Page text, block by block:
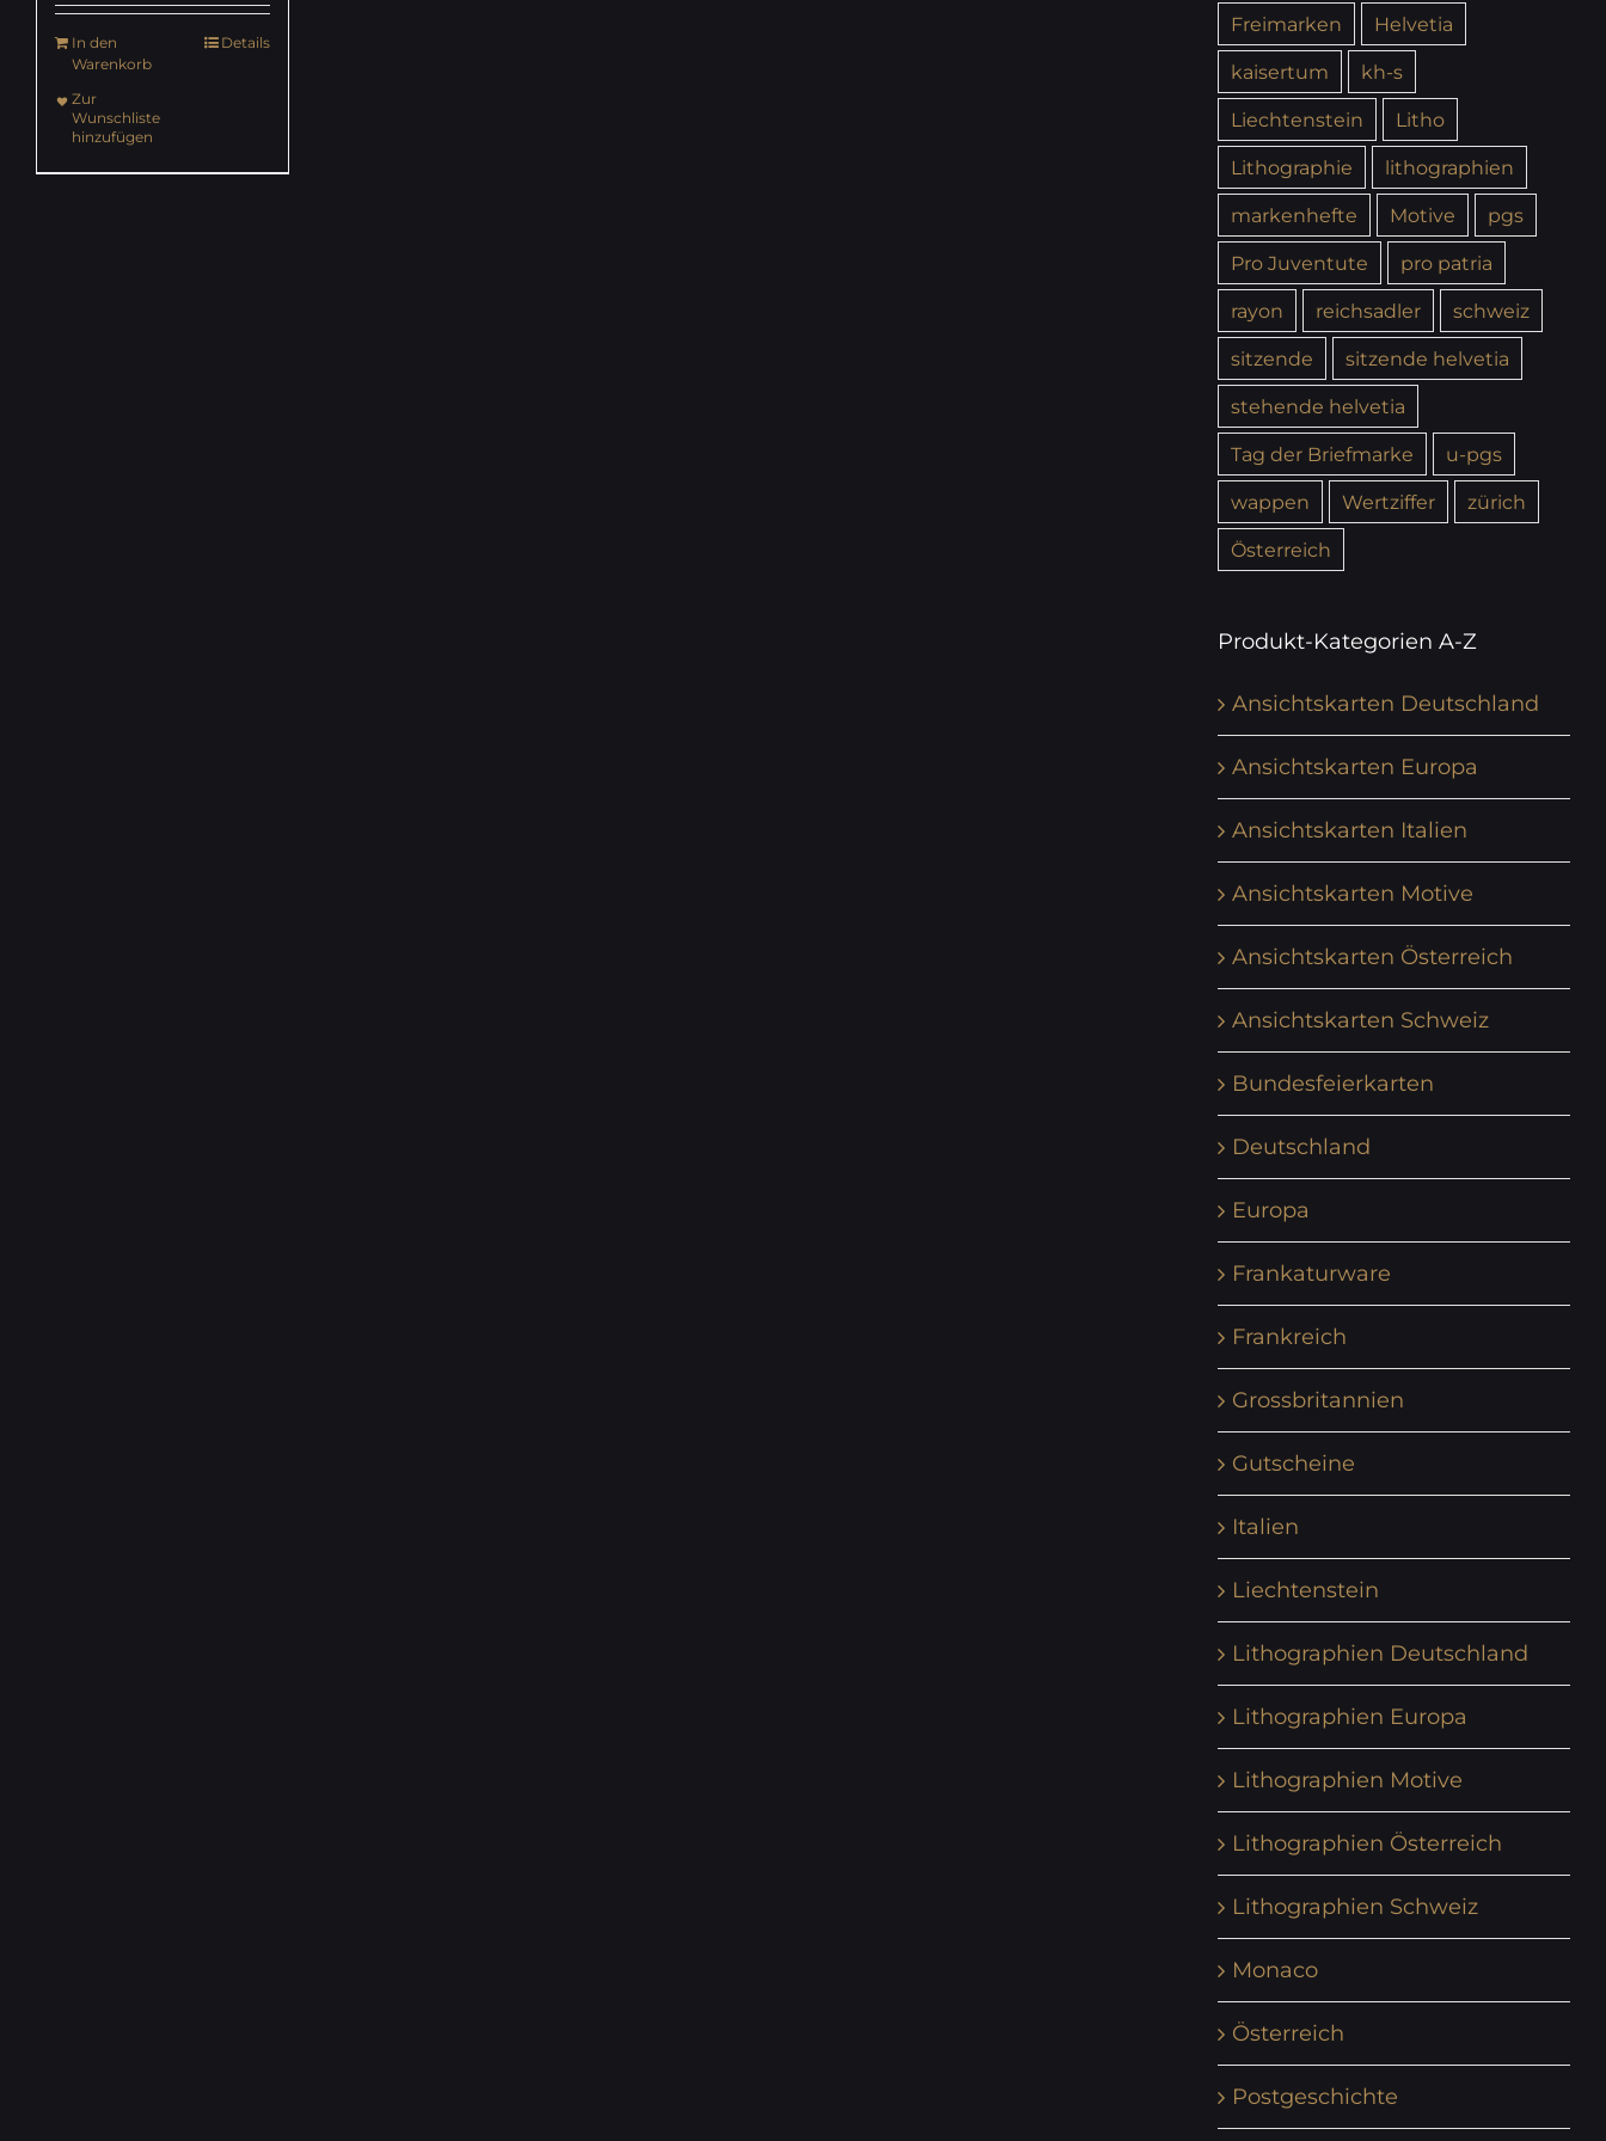
In den
Warenkorb
Details
Zur
Wunschliste
hinzufügen
Freimarken
Helvetia
kaisertum
kh-s
Liechtenstein
Litho
Lithographie
lithographien
markenhefte
Motive
pgs
Pro Juventute
pro patria
rayon
reichsadler
schweiz
sitzende
sitzende helvetia
stehende helvetia
Tag der Briefmarke
u-pgs
wappen
Wertziffer
zürich
Österreich
Produkt-Kategorien A-Z
Ansichtskarten Deutschland
Ansichtskarten Europa
Ansichtskarten Italien
Ansichtskarten Motive
Ansichtskarten Österreich
Ansichtskarten Schweiz
Bundesfeierkarten
Deutschland
Europa
Frankaturware
Frankreich
Grossbritannien
Gutscheine
Italien
Liechtenstein
Lithographien Deutschland
Lithographien Europa
Lithographien Motive
Lithographien Österreich
Lithographien Schweiz
Monaco
Österreich
Postgeschichte